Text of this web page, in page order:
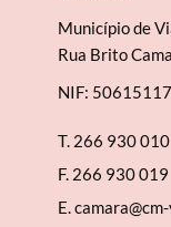
Município de
Rua Brito
NIF:
T. 266 930 010
F. 266 930 019
E.